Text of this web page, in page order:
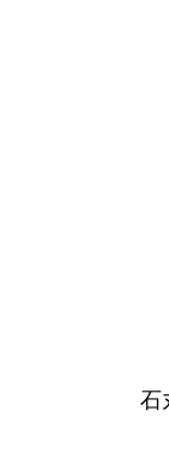
石